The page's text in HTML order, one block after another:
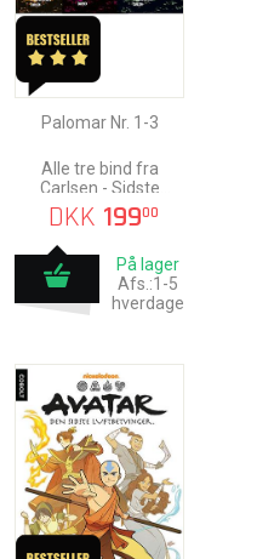
Palomar Nr. 1-3
Alle tre bind fra
Carlsen - Sidste
Chance!
DKK 19900
På lager
Afs.:1-5
hverdage